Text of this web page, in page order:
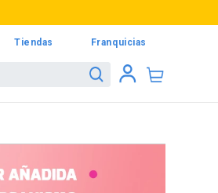
Tiendas Franquicias